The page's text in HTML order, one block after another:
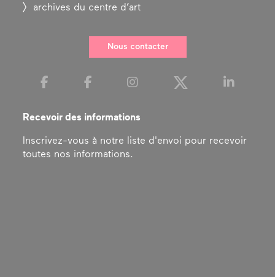
archives du centre d’art
Nous contacter
Recevoir des informations
Inscrivez-vous à notre liste d'envoi pour recevoir
toutes nos informations.